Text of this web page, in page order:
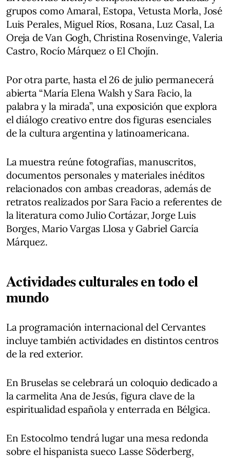
grupos como Amaral, Estopa, Vetusta Morla, José
Luis Perales, Miguel Ríos, Rosana, Luz Casal, La
Oreja de Van Gogh, Christina Rosenvinge, Valeria
Castro, Rocío Márquez o El Chojín.
Por otra parte, hasta el 26 de julio permanecerá
abierta “María Elena Walsh y Sara Facio, la
palabra y la mirada”, una exposición que explora
el diálogo creativo entre dos figuras esenciales
de la cultura argentina y latinoamericana.
La muestra reúne fotografías, manuscritos,
documentos personales y materiales inéditos
relacionados con ambas creadoras, además de
retratos realizados por Sara Facio a referentes de
la literatura como Julio Cortázar, Jorge Luis
Borges, Mario Vargas Llosa y Gabriel García
Márquez.
Actividades culturales en todo el
mundo
La programación internacional del Cervantes
incluye también actividades en distintos centros
de la red exterior.
En Bruselas se celebrará un coloquio dedicado a
la carmelita Ana de Jesús, figura clave de la
espiritualidad española y enterrada en Bélgica.
En Estocolmo tendrá lugar una mesa redonda
sobre el hispanista sueco Lasse Söderberg,